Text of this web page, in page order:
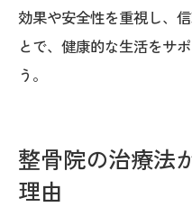
効果や安全性を重視し、
とで、健康的な生活をサ
う。
整骨院の治療法
理由